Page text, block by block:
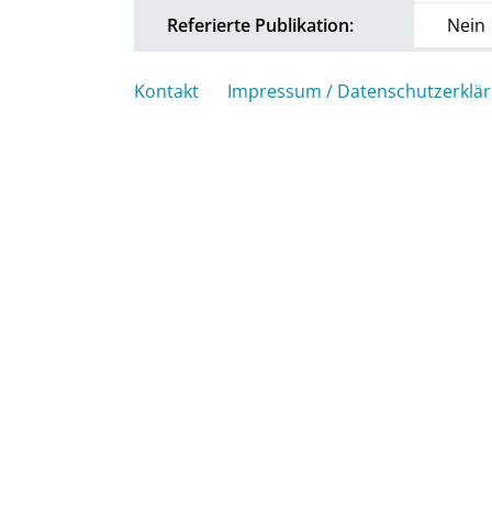
Referierte Publikation: Nein
Kontakt Impressum /